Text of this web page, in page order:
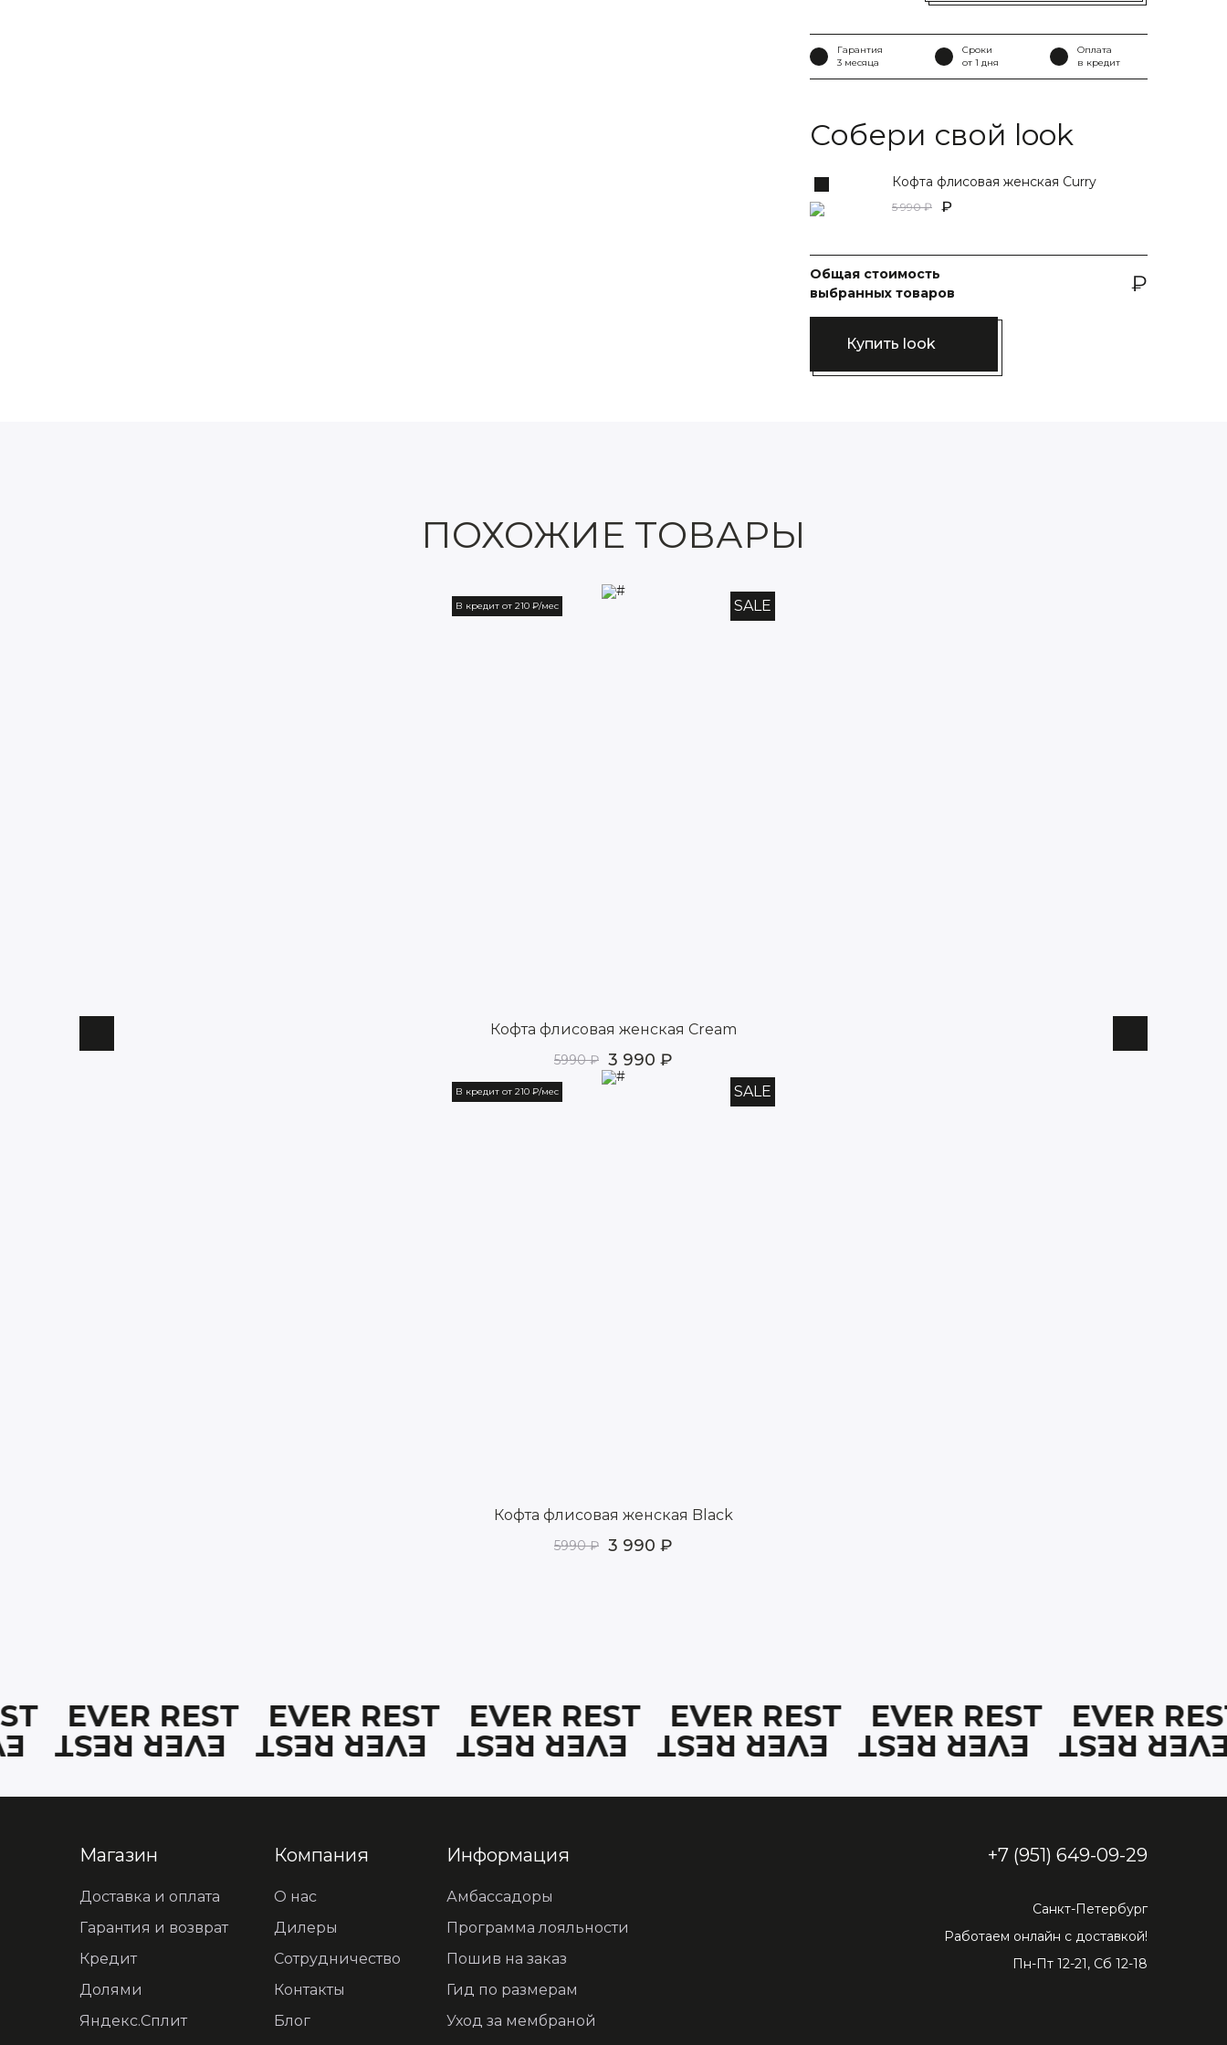
Гарантия
3 месяца
Сроки
от 1 дня
Оплата
в кредит
Собери свой look
Кофта флисовая женская Curry
5 990
Общая стоимость
выбранных товаров
Купить look
ПОХОЖИЕ ТОВАРЫ
В кредит от 210 ₽/мес SALE
Кофта флисовая женская Cream
5990 3 990
В кредит от 210 ₽/мес SALE
Кофта флисовая женская Black
5990 3 990
EVER REST EVER REST EVER REST EVER REST EVER REST
EVER
EVER REST EVER REST EVER REST EVER REST EVER REST EVER
Магазин
Доставка и оплата
Гарантия и возврат
Кредит
Долями
Яндекс.Сплит
Компания
О нас
Дилеры
Сотрудничество
Контакты
Блог
Информация
Амбассадоры
Программа лояльности
Пошив на заказ
Гид по размерам
Уход за мембраной
+7 (951) 649-09-29
Санкт-Петербург
Работаем онлайн с доставкой!
Пн-Пт 12-21, Сб 12-18